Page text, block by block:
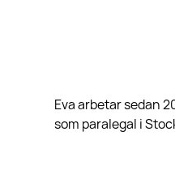
Eva arbetar sedan
som paralegal i